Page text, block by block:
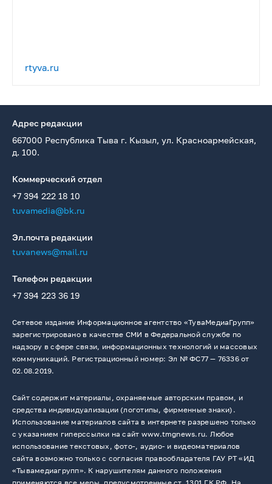
rtyva.ru
Адрес редакции
667000 Республика Тыва г. Кызыл, ул. Красноармейская,
д. 100.
Коммерческий отдел
+7 394 222 18 10
tuvamedia@bk.ru
Эл.почта редакции
tuvanews@mail.ru
Телефон редакции
+7 394 223 36 19
Сетевое издание Информационное агентство «ТуваМедиаГрупп»
зарегистрировано в качестве СМИ в Федеральной службе по
надзору в сфере связи, информационных технологий и массовых
коммуникаций. Регистрационный номер: Эл № ФС77 — 76336 от
02.08.2019.
Сайт содержит материалы, охраняемые авторским правом, и
средства индивидуализации (логотипы, фирменные знаки).
Использование материалов сайта в интернете разрешено только
с указанием гиперссылки на сайт www.tmgnews.ru. Любое
использование текстовых, фото-, аудио- и видеоматериалов
сайта возможно только с согласия правообладателя ГАУ РТ «ИД
«Тывамедиагрупп». К нарушителям данного положения